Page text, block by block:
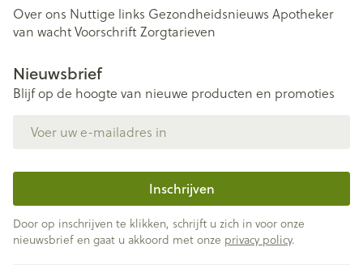
Over ons Nuttige links Gezondheidsnieuws Apotheker
van wachtVoorschriftZorgtarieven
Nieuwsbrief
Blijf op de hoogte van nieuwe producten en promoties
Inschrijven
Door op inschrijven te klikken, schrijft u zich in voor onze
nieuwsbrief en gaat u akkoord met onze privacy policy.